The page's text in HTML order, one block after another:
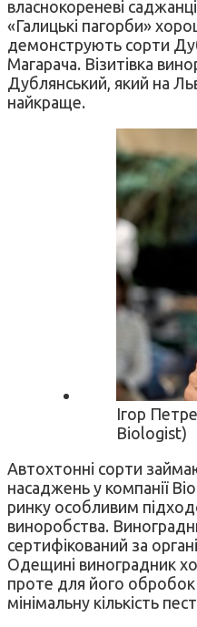
власнокореневі
«Галицькі пагорби»
демонструють сорти
Магарача. Візитівка
Дублянський, який на
найкраще.
Ігор
Biologist)
Автохтонні сорти
насаджень у компанії
ринку особливим
виноробства.
сертифікований за
Одещині виноградник
проте для його
мінімальну кількість